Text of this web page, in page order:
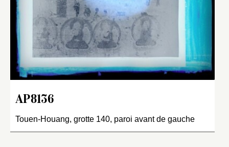
AP8136
Touen-Houang, grotte 140, paroi avant de gauche